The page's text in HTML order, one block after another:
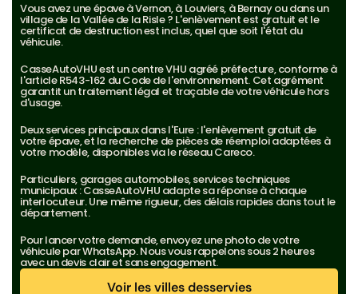
Vous avez une épave à Vernon, à Louviers, à Bernay ou dans un
village de la Vallée de la Risle ? L'enlèvement est gratuit et le
certificat de destruction est inclus, quel que soit l'état du
véhicule.
CasseAutoVHU est un centre VHU agréé préfecture, conforme à
l'article R543-162 du Code de l'environnement. Cet agrément
garantit un traitement légal et traçable de votre véhicule hors
d'usage.
Deux services principaux dans l'Eure : l'enlèvement gratuit de
votre épave, et la recherche de pièces de réemploi adaptées à
votre modèle, disponibles via le réseau Careco.
Particuliers, garages automobiles, services techniques
municipaux : CasseAutoVHU adapte sa réponse à chaque
interlocuteur. Une même rigueur, des délais rapides dans tout le
département.
Pour lancer votre demande, envoyez une photo de votre
véhicule par WhatsApp. Nous vous rappelons sous 2 heures
avec un devis clair et sans engagement.
Voir les villes desservies